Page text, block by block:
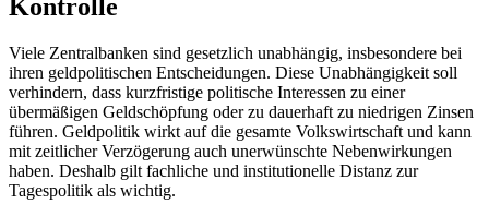
Kontrolle
Viele Zentralbanken sind gesetzlich unabhängig, insbesondere bei
ihren geldpolitischen Entscheidungen. Diese Unabhängigkeit soll
verhindern, dass kurzfristige politische Interessen zu einer
übermäßigen Geldschöpfung oder zu dauerhaft zu niedrigen Zinsen
führen. Geldpolitik wirkt auf die gesamte Volkswirtschaft und kann
mit zeitlicher Verzögerung auch unerwünschte Nebenwirkungen
haben. Deshalb gilt fachliche und institutionelle Distanz zur
Tagespolitik als wichtig.